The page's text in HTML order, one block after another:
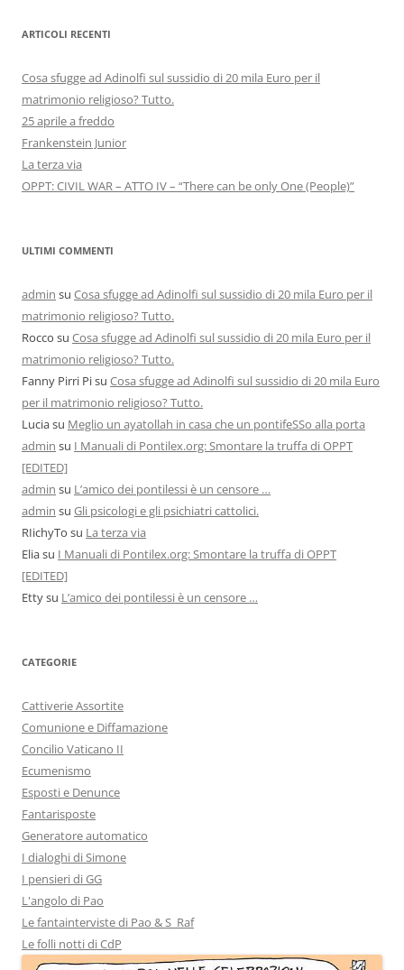
ARTICOLI RECENTI
Cosa sfugge ad Adinolfi sul sussidio di 20 mila Euro per il
matrimonio religioso? Tutto.
25 aprile a freddo
Frankenstein Junior
La terza via
OPPT: CIVIL WAR – ATTO IV – “There can be only One (People)”
ULTIMI COMMENTI
admin su Cosa sfugge ad Adinolfi sul sussidio di 20 mila Euro per il
matrimonio religioso? Tutto.
Rocco su Cosa sfugge ad Adinolfi sul sussidio di 20 mila Euro per il
matrimonio religioso? Tutto.
Fanny Pirri Pisu Cosa sfugge ad Adinolfi sul sussidio di 20 mila Euro
per il matrimonio religioso? Tutto.
Luciasu Meglio un ayatollah in casa che un pontifeSSo alla porta
admin su I Manuali di Pontilex.org: Smontare la truffa di OPPT
[EDITED]
admin su L’amico dei pontilessi è un censore …
admin su Gli psicologi e gli psichiatri cattolici.
RIichyTo su La terza via
Eliasu I Manuali di Pontilex.org: Smontare la truffa di OPPT
[EDITED]
Ettysu L’amico dei pontilessi è un censore …
CATEGORIE
Cattiverie Assortite
Comunione e Diffamazione
Concilio Vaticano II
Ecumenismo
Esposti e Denunce
Fantarisposte
Generatore automatico
I dialoghi di Simone
I pensieri di GG
L'angolo di Pao
Le fantainterviste di Pao & S_Raf
Le folli notti di CdP